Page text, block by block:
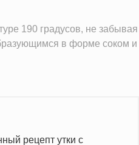
190 градусов, не забывая
в форме соком и
рецепт утки с